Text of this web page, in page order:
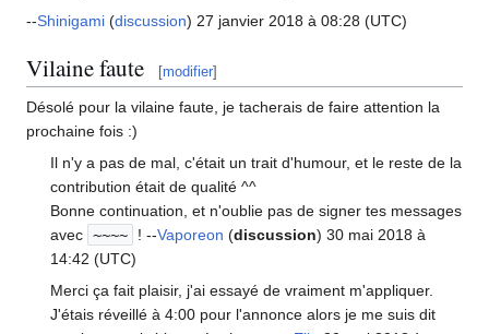
--Shinigami (discussion) 27 janvier 2018 à 08:28 (UTC)
Vilaine faute [modifier]
Désolé pour la vilaine faute, je tacherais de faire attention la
prochaine fois :)
Il n'y a pas de mal, c'était un trait d'humour, et le reste de la
contribution était de qualité ^^
Bonne continuation, et n'oublie pas de signer tes messages
avec ~~~~ ! --Vaporeon (discussion) 30 mai 2018 à
14:42 (UTC)
Merci ça fait plaisir, j'ai essayé de vraiment m'appliquer.
J'étais réveillé à 4:00 pour l'annonce alors je me suis dit